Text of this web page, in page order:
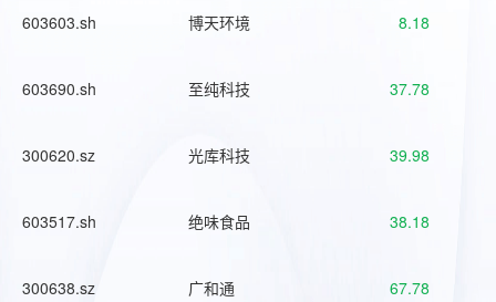
603603.sh 博天环境 8.18
603690.sh 至纯科技 37.78
300620.sz 光库科技 39.98
603517.sh 绝味食品 38.18
300638.sz 广和通 67.78